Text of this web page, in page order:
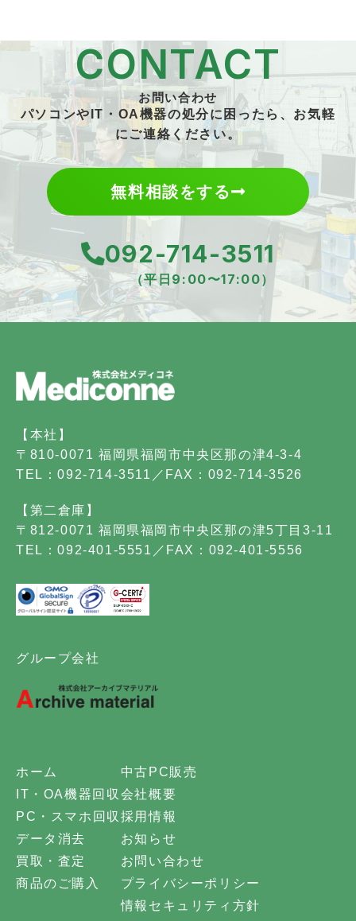
CONTACT
お問い合わせ
パソコンやIT・OA機器の処分に困ったら、お気軽
にご連絡ください。
無料相談をする
092-714-3511
（平日9:00〜17:00）
【本社】
〒810-0071 福岡県福岡市中央区那の津4-3-4
TEL：092-714-3511／FAX：092-714-3526
【第二倉庫】
〒812-0071 福岡県福岡市中央区那の津5丁目3-11
TEL：092-401-5551／FAX：092-401-5556
グループ会社
ホーム
IT・OA機器回収
PC・スマホ回収
データ消去
買取・査定
商品のご購入
中古PC販売
会社概要
採用情報
お知らせ
お問い合わせ
プライバシーポリシー
情報セキュリティ方針